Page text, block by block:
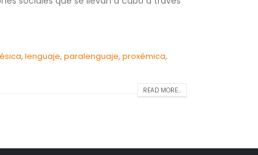
, lenguaje, paralenguaje, proxémica,
READ MORE...